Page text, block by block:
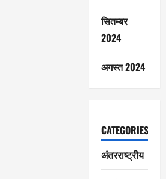
सितम्बर
2024
अगस्त 2024
CATEGORIES
अंतरराष्ट्रीय